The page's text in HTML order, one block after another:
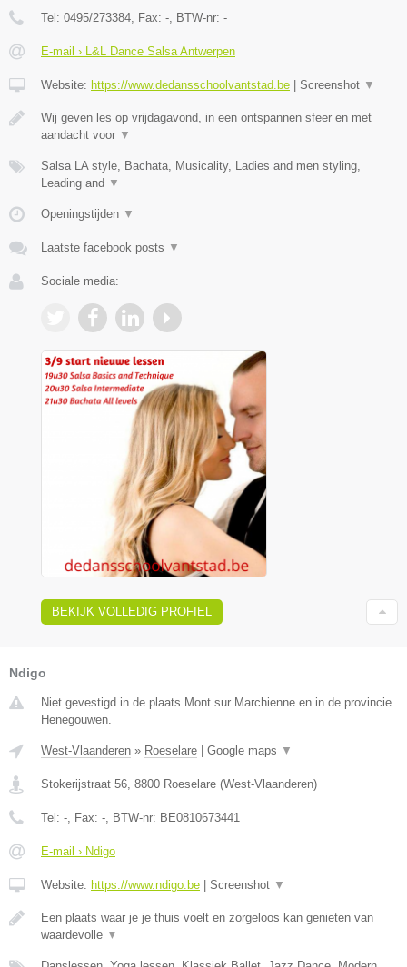
Tel: 0495/273384 , Fax: - , BTW-nr: -
E-mail › L&L Dance Salsa Antwerpen
Website: https://www.dedansschoolvantstad.be | Screenshot ▼
Wij geven les op vrijdagavond, in een ontspannen sfeer en met
aandacht voor ▼
Salsa LA style, Bachata, Musicality, Ladies and men styling,
Leading and ▼
Openingstijden ▼
Laatste facebook posts ▼
Sociale media:
BEKIJK VOLLEDIG PROFIEL
Ndigo
Niet gevestigd in de plaats Mont sur Marchienne en in de provincie
Henegouwen.
West-Vlaanderen » Roeselare | Google maps ▼
Stokerijstraat 56 8800 Roeselare (West-Vlaanderen)
Tel: - , Fax: - , BTW-nr: BE0810673441
E-mail › Ndigo
Website: https://www.ndigo.be | Screenshot ▼
Een plaats waar je je thuis voelt en zorgeloos kan genieten van
waardevolle ▼